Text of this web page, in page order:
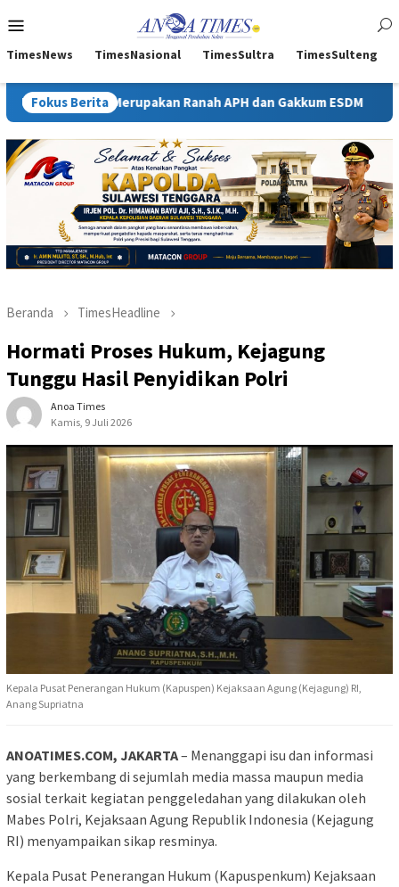
ke
Mobile
TimesNews TimesNasional TimesSultra TimesSulteng
Fokus Berita
Ranah APH dan Gakkum ESDM Kejati Sultra
Beranda TimesHeadline
Hormati Proses Hukum, Kejagung
Tunggu Hasil Penyidikan Polri
Anoa Times
Kamis, 9 Juli 2026
Kepala Pusat Penerangan Hukum (Kapuspen) Kejaksaan Agung (Kejagung) RI,
Anang Supriatna
ANOATIMES.COM, JAKARTA– Menanggapi isu dan informasi
yang berkembang di sejumlah media massa maupun media
sosial terkait kegiatan penggeledahan yang dilakukan oleh
Mabes Polri, Kejaksaan Agung Republik Indonesia (Kejagung
RI) menyampaikan sikap resminya.
Kepala Pusat Penerangan Hukum (Kapuspenkum) Kejaksaan